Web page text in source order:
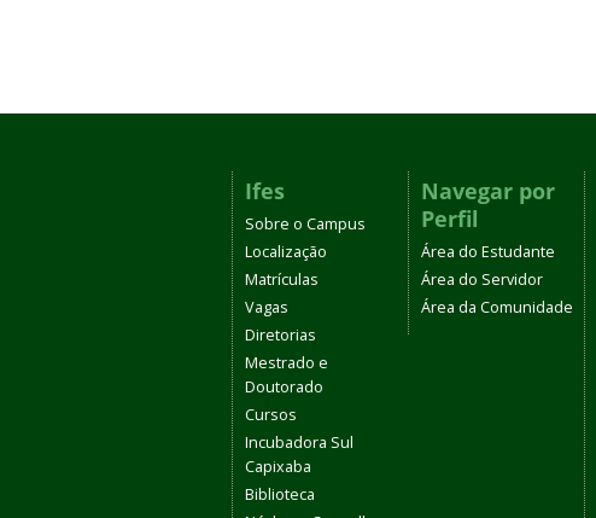
Ifes
Sobre o Campus
Localização
Matrículas
Vagas
Diretorias
Mestrado e
Doutorado
Cursos
Incubadora Sul
Capixaba
Biblioteca
Navegar por
Perfil
Área do Estudante
Área do Servidor
Área da Comunidade